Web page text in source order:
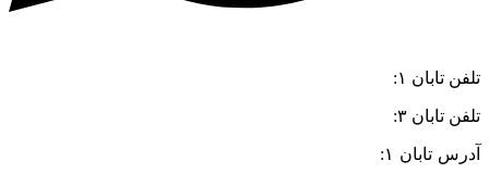
تلفن تابان ۱:
تلفن تابان ۳:
آدرس تابان ۱: